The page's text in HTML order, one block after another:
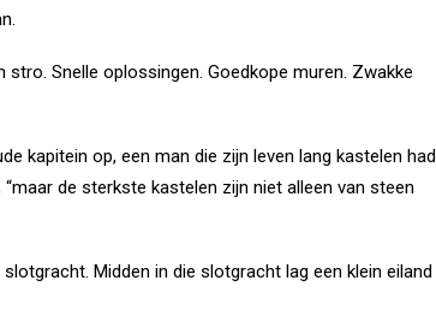
Snelle oplossingen. Goedkope muren. Zwakke
kapitein op, een man die zijn leven lang kastelen had
de sterkste kastelen zijn niet alleen van steen
Midden in die slotgracht lag een klein eiland